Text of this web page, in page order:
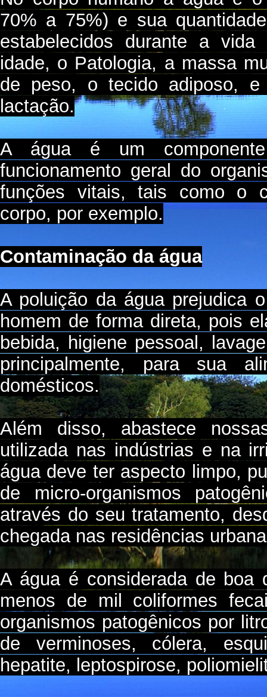
70% a 75%) e sua
estabelecidos durante a
idade, o Patologia, a massa
de peso, o tecido adiposo,
lactação.
A água é um
funcionamento geral do
funções vitais, tais como o
corpo, por exemplo.
Contaminação da água
A poluição da água prejudica
homem de forma direta, pois
bebida, higiene pessoal,
principalmente, para sua
domésticos.
Além disso, abastece
utilizada nas indústrias e na
água deve ter aspecto limpo,
de micro-organismos
através do seu tratamento,
chegada nas residências
A água é considerada de boa
menos de mil coliformes
organismos patogênicos por
de verminoses, cólera,
hepatite, leptospirose,